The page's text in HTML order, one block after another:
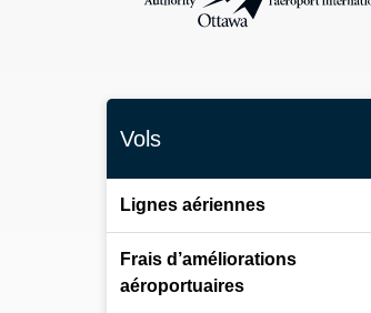
Vols
Lignes aériennes
Frais d’améliorations
aéroportuaires